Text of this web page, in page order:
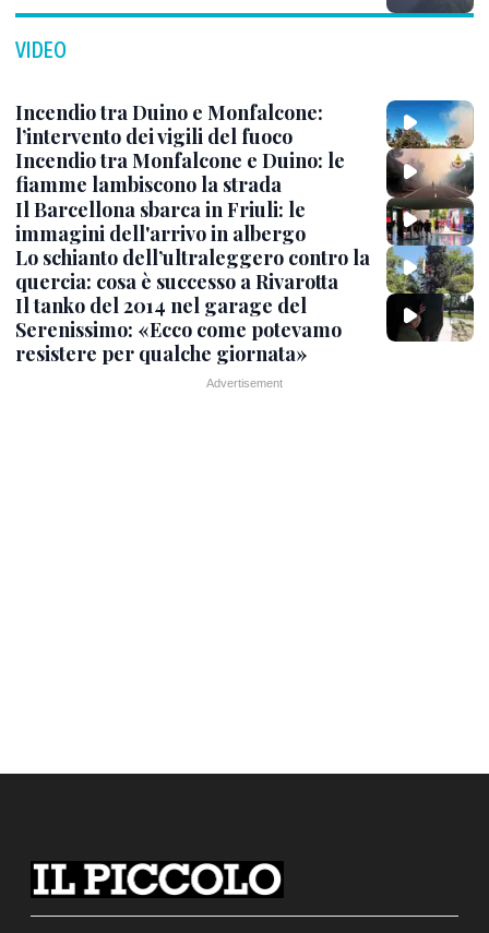
VIDEO
Incendio tra Duino e Monfalcone:
l’intervento dei vigili del fuoco
Incendio tra Monfalcone e Duino: le
fiamme lambiscono la strada
Il Barcellona sbarca in Friuli: le
immagini dell'arrivo in albergo
Lo schianto dell’ultraleggero contro la
quercia: cosa è successo a Rivarotta
Il tanko del 2014 nel garage del
Serenissimo: «Ecco come potevamo
resistere per qualche giornata»